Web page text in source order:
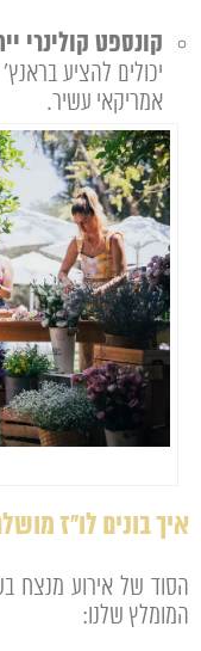
קונספט קולינרי
יכולים להציע
אמריקאי עשיר.
איך בונים לו"ז
הסוד של אירוע מנצח
המומלץ שלנו: